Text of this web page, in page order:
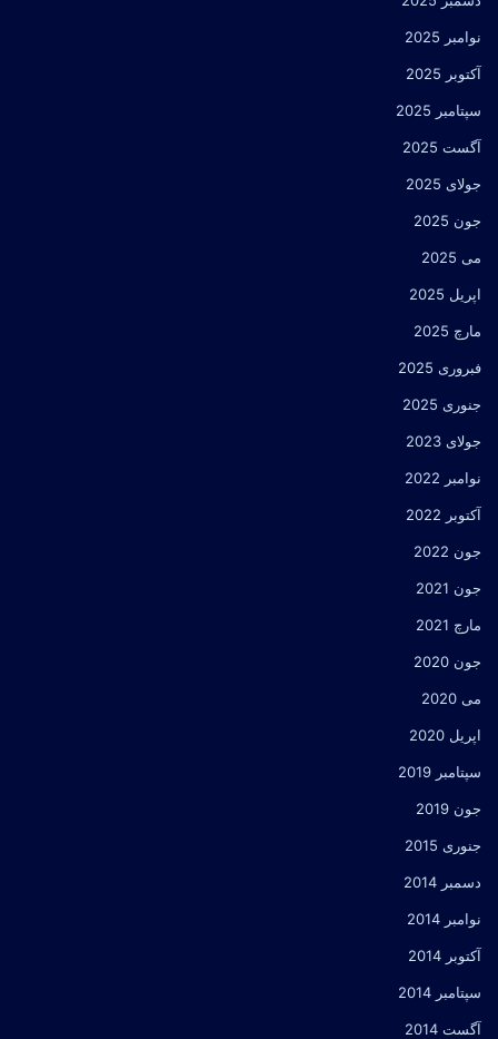
نوامبر 2025
آکتوبر 2025
سپتامبر 2025
آگست 2025
جولای 2025
جون 2025
می 2025
اپریل 2025
مارچ 2025
فبروری 2025
جنوری 2025
جولای 2023
نوامبر 2022
آکتوبر 2022
جون 2022
جون 2021
مارچ 2021
جون 2020
می 2020
اپریل 2020
سپتامبر 2019
جون 2019
جنوری 2015
دسمبر 2014
نوامبر 2014
آکتوبر 2014
سپتامبر 2014
آگست 2014